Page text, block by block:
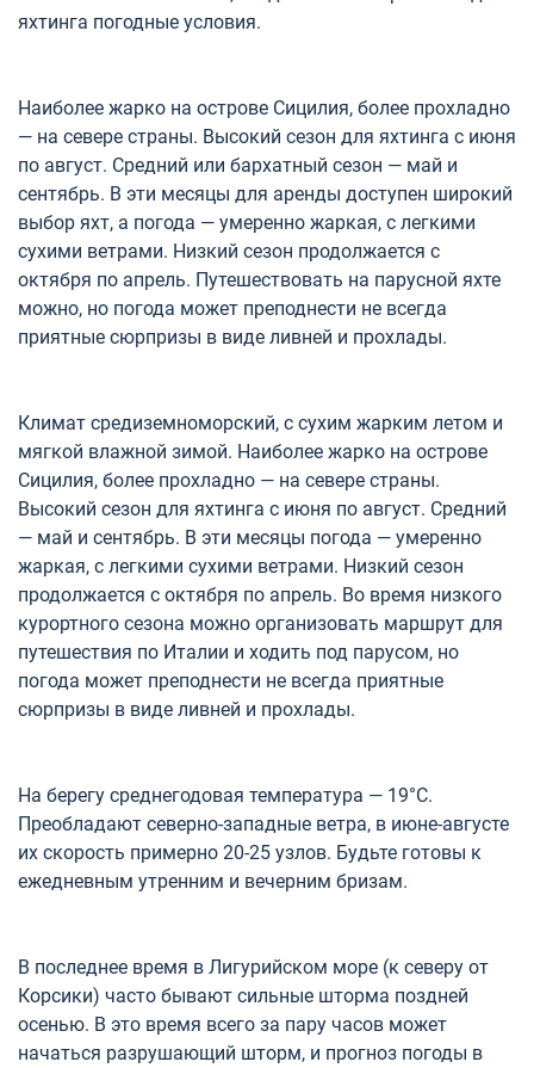
яхтинга погодные условия.
Наиболее жарко на острове Сицилия, более прохладно
— на севере страны. Высокий сезон для яхтинга с июня
по август. Средний или бархатный сезон — май и
сентябрь. В эти месяцы для аренды доступен широкий
выбор яхт, а погода — умеренно жаркая, с легкими
сухими ветрами. Низкий сезон продолжается с
октября по апрель. Путешествовать на парусной яхте
можно, но погода может преподнести не всегда
приятные сюрпризы в виде ливней и прохлады.
Климат средиземноморский, с сухим жарким летом и
мягкой влажной зимой. Наиболее жарко на острове
Сицилия, более прохладно — на севере страны.
Высокий сезон для яхтинга с июня по август. Средний
— май и сентябрь. В эти месяцы погода — умеренно
жаркая, с легкими сухими ветрами. Низкий сезон
продолжается с октября по апрель. Во время низкого
курортного сезона можно организовать маршрут для
путешествия по Италии и ходить под парусом, но
погода может преподнести не всегда приятные
сюрпризы в виде ливней и прохлады.
На берегу среднегодовая температура — 19°C.
Преобладают северно-западные ветра, в июне-августе
их скорость примерно 20-25 узлов. Будьте готовы к
ежедневным утренним и вечерним бризам.
В последнее время в Лигурийском море (к северу от
Корсики) часто бывают сильные шторма поздней
осенью. В это время всего за пару часов может
начаться разрушающий шторм, и прогноз погоды в